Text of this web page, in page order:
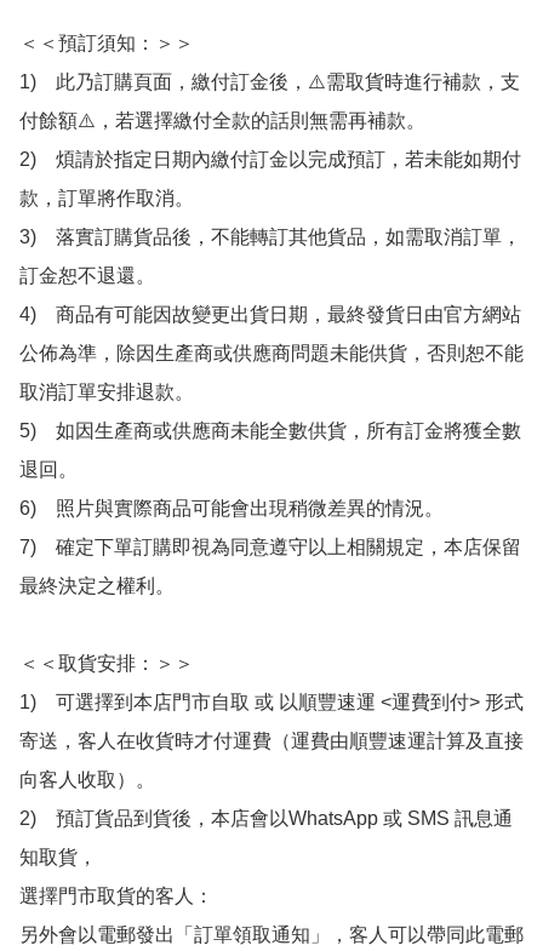
＜＜預訂須知：＞＞
1)　此乃訂購頁面，繳付訂金後，⚠️需取貨時進行補款，支
付餘額⚠️，若選擇繳付全款的話則無需再補款。
2)　煩請於指定日期內繳付訂金以完成預訂，若未能如期付
款，訂單將作取消。
3)　落實訂購貨品後，不能轉訂其他貨品，如需取消訂單，
訂金恕不退還。
4)　商品有可能因故變更出貨日期，最終發貨日由官方網站
公佈為準，除因生產商或供應商問題未能供貨，否則恕不能
取消訂單安排退款。
5)　如因生產商或供應商未能全數供貨，所有訂金將獲全數
退回。
6)　照片與實際商品可能會出現稍微差異的情況。
7)　確定下單訂購即視為同意遵守以上相關規定，本店保留
最終決定之權利。
＜＜取貨安排：＞＞
1)　可選擇到本店門市自取 或 以順豐速運 <運費到付> 形式
寄送，客人在收貨時才付運費（運費由順豐速運計算及直接
向客人收取）。
2)　預訂貨品到貨後，本店會以WhatsApp 或 SMS 訊息通
知取貨，
選擇門市取貨的客人：
另外會以電郵發出「訂單領取通知」，客人可以帶同此電郵